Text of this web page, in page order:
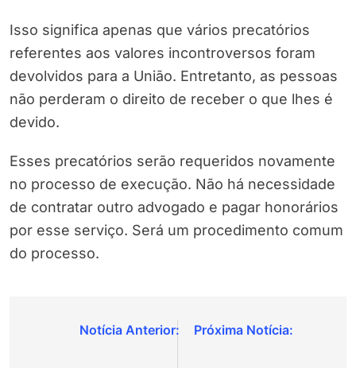
Isso significa apenas que vários precatórios
referentes aos valores incontroversos foram
devolvidos para a União. Entretanto, as pessoas
não perderam o direito de receber o que lhes é
devido.
Esses precatórios serão requeridos novamente
no processo de execução. Não há necessidade
de contratar outro advogado e pagar honorários
por esse serviço. Será um procedimento comum
do processo.
Navegação